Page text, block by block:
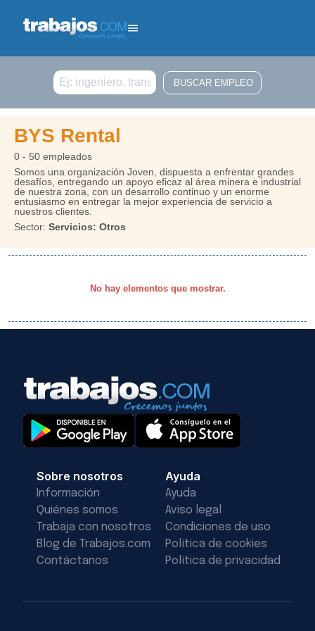
Buscar
BYS Rental
0 - 50 empleados
Somos una organización Joven, dispuesta a enfrentar grandes
desafíos, entregando un apoyo eficaz al área minera e industrial
de nuestra zona, con un desarrollo continuo y un enorme
entusiasmo en entregar la mejor experiencia de servicio a
nuestros clientes.
Sector: Servicios: Otros
No hay elementos que mostrar.
Sobre nosotros
Información
Quiénes somos
Trabaja con nosotros
Blog de Trabajos.com
Contáctanos
Ayuda
Ayuda
Aviso legal
Condiciones de uso
Política de cookies
Política de privacidad